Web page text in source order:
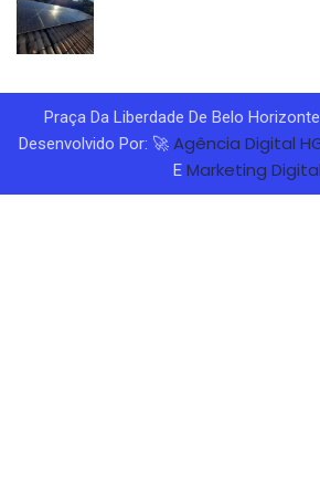
Praça Da Liberdade De Belo
Desenvolvido Por: 🚀 Agência Digital
E Marketing Digital